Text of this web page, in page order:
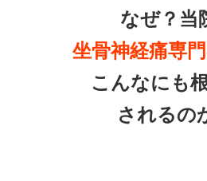
なぜ？当
坐骨神経痛専門
こんなにも
されるの